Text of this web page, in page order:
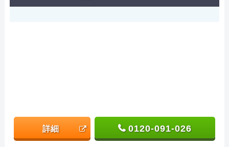
詳細 0120-091-026